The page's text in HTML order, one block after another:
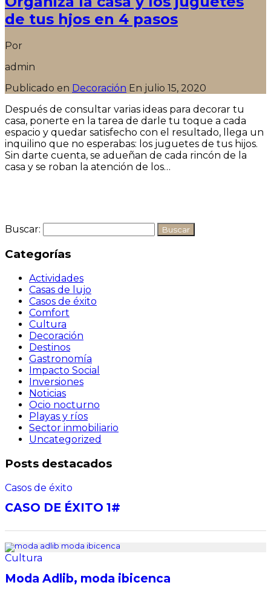
de tus hjos en 4 pasos
Por
admin
Publicado en Decoración En julio 15, 2020
Después de consultar varias ideas para decorar tu
casa, ponerte en la tarea de darle tu toque a cada
espacio y quedar satisfecho con el resultado, llega un
inquilino que no esperabas: los juguetes de tus hijos.
Sin darte cuenta, se adueñan de cada rincón de la
casa y se roban la atención de los…
Buscar:
Categorías
Actividades
Casas de lujo
Casos de éxito
Comfort
Cultura
Decoración
Destinos
Gastronomía
Impacto Social
Inversiones
Noticias
Ocio nocturno
Playas y ríos
Sector inmobiliario
Uncategorized
Posts destacados
Casos de éxito
CASO DE ÉXITO 1#
Cultura
Moda Adlib, moda ibicenca